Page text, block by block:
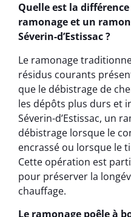
Quelle est la
ramonage et un
Séverin-d’Estissac ?
Le ramonage
résidus courants
que le débistrage de
les dépôts plus durs et
Séverin-d’Estissac, un
débistrage lorsque le
encrassé ou lorsque le
Cette opération est
pour préserver la
chauffage.
Le ramonage poêle à